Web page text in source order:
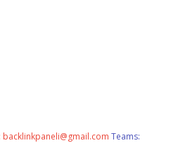
backlinkpaneli@gmail.com Teams: